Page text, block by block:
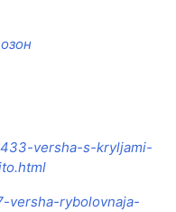
versha-s-kryljami-
versha-rybolovnaja-